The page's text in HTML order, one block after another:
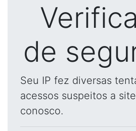
de
Seu IP fez diversas
acessos suspeitos a
conosco.